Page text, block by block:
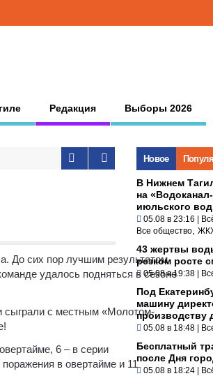
Редакция Выборы 2026
До сих пор лучшим результатом
удалось подняться в сезоне
сыграли с местным «Молотом-
6 – в серии
в овертайме и 11
Новое
В Нижнем
на
июльского
05.08 в 23:16 |
Все общество
43 жертвы
резком росте
05.08 в 19:38 |
Под
машину
производству
05.08 в 18:48 |
Бесплатный
после Дня
05.08 в 18:24 |